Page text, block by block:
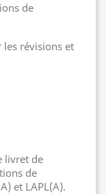
de
révisions et
livret de
de
et LAPL(A).